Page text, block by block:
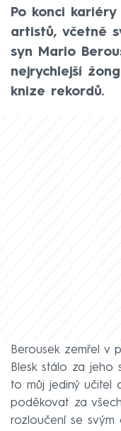
Po konci
artistů, včetně
syn Mario
nejrychlejší
knize rekordů.
Berousek zemřel v
Blesk stálo za jeho
to můj jediný učitel
poděkovat za
rozloučení se svým